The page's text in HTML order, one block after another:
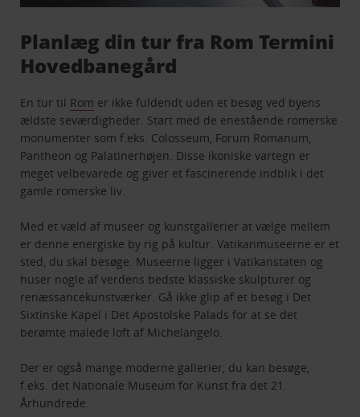
Planlæg din tur fra Rom Termini
Hovedbanegård
En tur til Rom er ikke fuldendt uden et besøg ved byens
ældste seværdigheder. Start med de enestående romerske
monumenter som f.eks. Colosseum, Forum Romanum,
Pantheon og Palatinerhøjen. Disse ikoniske vartegn er
meget velbevarede og giver et fascinerende indblik i det
gamle romerske liv.
Med et væld af museer og kunstgallerier at vælge mellem
er denne energiske by rig på kultur. Vatikanmuseerne er et
sted, du skal besøge. Museerne ligger i Vatikanstaten og
huser nogle af verdens bedste klassiske skulpturer og
renæssancekunstværker. Gå ikke glip af et besøg i Det
Sixtinske Kapel i Det Apostolske Palads for at se det
berømte malede loft af Michelangelo.
Der er også mange moderne gallerier, du kan besøge,
f.eks. det Nationale Museum for Kunst fra det 21.
Århundrede.